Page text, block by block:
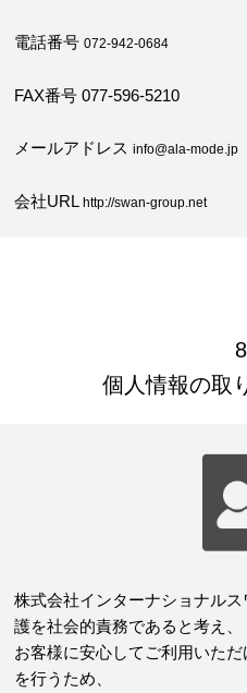
電話番号072-942-0684
FAX番号 077-596-5210
メールアドレスinfo@ala-mode.jp
会社URLhttp://swan-group.net
個人情報の取
株式会社インターナショナル
護を社会的責務であると考え、
お客様に安心してご利用いた
を行うため、